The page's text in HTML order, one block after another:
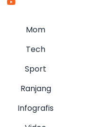
Mom
Tech
Sport
Ranjang
Infografis